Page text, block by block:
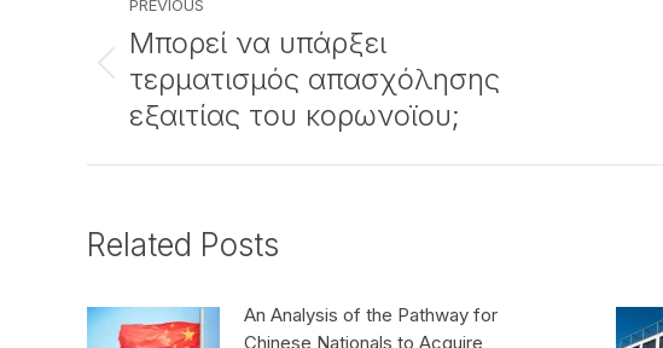
navigation
PREVIOUS
Previous
post:
Μπορεί να υπάρξει
τερματισμός απασχόλησης
εξαιτίας του κορωνοϊου;
Related Posts
An Analysis of the Pathway for
Chinese Nationals to Acquire